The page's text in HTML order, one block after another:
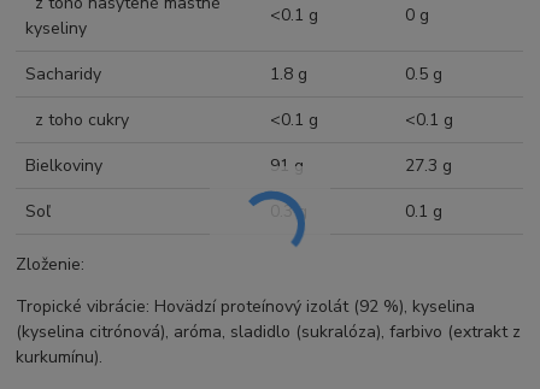
kyseliny
<0.1 g 0 g
Sacharidy 1.8 g
0.5 g
z toho cukry
<0.1 g
<0.1 g
Bielkoviny
91 g
27.3 g
Soľ
0.3 g 0.1 g
Zloženie:
Tropické vibrácie: Hovädzí proteínový izolát (92 %), kyselina
(kyselina citrónová), aróma, sladidlo (sukralóza), farbivo (extrakt z
kurkumínu).